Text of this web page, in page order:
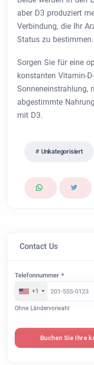
aber D3 produziert
Verbindung, die Ihr
Status zu bestimmen.
Sorgen Sie für eine
konstanten Vitamin-
Sonneneinstrahlung,
abgestimmte
mit D3.
Unkategorisiert
Contact Us
Telefonnummer *
+1
Ohne Ländervorwahl
Buchen Sie Ihre